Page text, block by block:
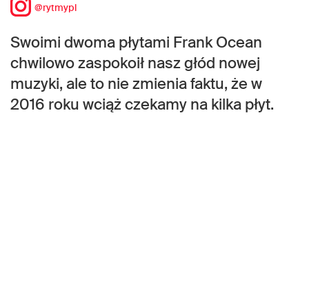
@rytmypl
Swoimi dwoma płytami Frank Ocean
chwilowo zaspokoił nasz głód nowej
muzyki, ale to nie zmienia faktu, że w
2016 roku wciąż czekamy na kilka płyt.